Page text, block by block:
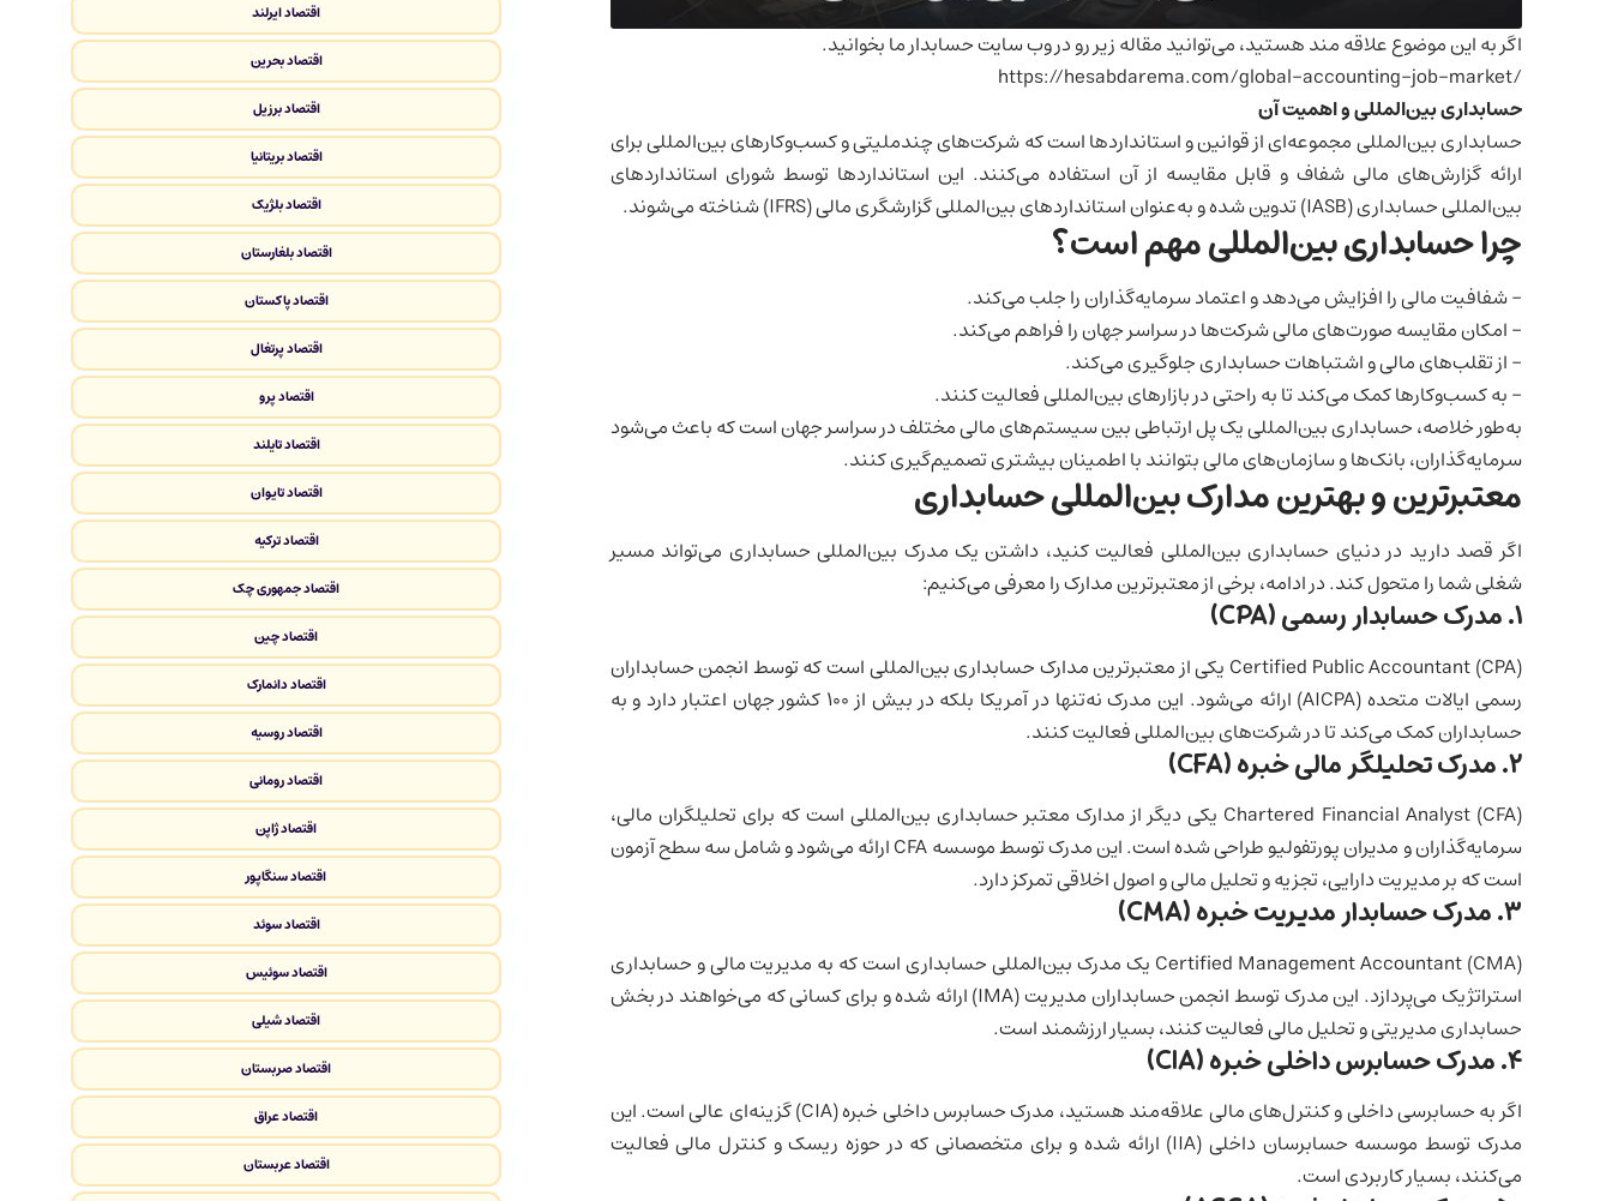
اگر به این موضوع علاقه مند هستید، می‌توانید مقاله زیر رو دروب سایت حسابدار مابخوانید.
/https://hesabdarema.com/global-accounting-job-market
حسابداری بین‌المللی و اهمیت آن
حسابداری بین‌المللی مجموعه‌ای از قوانین و استانداردها است که شرکت‌های چندملیتی و کسب‌وکارهای بین‌المللی برای
ارائه گزارش‌های مالی شفاف و قابل مقایسه از آن استفاده می‌کنند. این استانداردها توسط شورای استانداردهای
بین‌المللی حسابداری (IASB) تدوین شده و به‌عنوان استانداردهای بین‌المللی گزارشگری مالی (IFRS) شناخته می‌شوند.
چرا حسابداری بین‌المللی مهم است؟
– شفافیت مالی را افزایش می‌دهد و اعتماد سرمایه‌گذاران را جلب می‌کند.
– امکان مقایسه صورت‌های مالی شرکت‌ها در سراسر جهان را فراهم می‌کند.
– از تقلب‌های مالی و اشتباهات حسابداری جلوگیری می‌کند.
– به کسب‌وکارها کمک می‌کند تا به راحتی در بازارهای بین‌المللی فعالیت کنند.
به‌طور خلاصه، حسابداری بین‌المللی یک پل ارتباطی بین سیستم‌های مالی مختلف در سراسر جهان است که باعث می‌شود
سرمایه‌گذاران، بانک‌ها و سازمان‌های مالی بتوانند با اطمینان بیشتری تصمیم‌گیری کنند.
معتبرترین و بهترین مدارک بین‌المللی حسابداری
اگر قصد دارید در دنیای حسابداری بین‌المللی فعالیت کنید، داشتن یک مدرک بین‌المللی حسابداری می‌تواند مسیر
شغلی شما را متحول کند. در ادامه، برخی از معتبرترین مدارک را معرفی می‌کنیم:
۱. مدرک حسابدار رسمی (CPA
)
Certified Public Accountant (CPA) یکی از معتبرترین مدارک حسابداری بین‌المللی است که توسط انجمن حسابداران
رسمی ایالات متحده (AICPA) ارائه می‌شود. این مدرک نه‌تنها در آمریکا بلکه در بیش از ۱۰۰ کشور جهان اعتبار دارد و به
حسابداران کمک می‌کند تا در شرکت‌های بین‌المللی فعالیت کنند.
۲. مدرک تحلیلگر مالی خبره (CFA
)
Chartered Financial Analyst (CFA) یکی دیگر از مدارک معتبر حسابداری بین‌المللی است که برای تحلیلگران مالی،
سرمایه‌گذاران و مدیران پورتفولیو طراحی شده است. این مدرک توسط موسسه CFA ارائه می‌شود و شامل سه سطح آزمون
است که بر مدیریت دارایی، تجزیه و تحلیل مالی و اصول اخلاقی تمرکز دارد.
۳. مدرک حسابدار مدیریت خبره (CMA
)
Certified Management Accountant (CMA) یک مدرک بین‌المللی حسابداری است که به مدیریت مالی و حسابداری
استراتژیک می‌پردازد. این مدرک توسط انجمن حسابداران مدیریت (IMA) ارائه شده و برای کسانی که می‌خواهند در بخش
حسابداری مدیریتی و تحلیل مالی فعالیت کنند، بسیار ارزشمند است.
۴. مدرک حسابرس داخلی خبره (CIA
)
اگر به حسابرسی داخلی و کنترل‌های مالی علاقه‌مند هستید، مدرک حسابرس داخلی خبره (CIA) گزینه‌ای عالی است. این
مدرک توسط موسسه حسابرسان داخلی (IIA) ارائه شده و برای متخصصانی که در حوزه ریسک و کنترل مالی فعالیت
می‌کنند، بسیار کاربردی است.
اقتصاد ایرلند
اقتصاد بحرین
اقتصاد برزیل
اقتصاد بریتانیا
اقتصاد بلژیک
اقتصاد بلغارستان
اقتصاد پاکستان
اقتصاد پرتغال
اقتصاد پرو
اقتصاد تایلند
اقتصاد تایوان
اقتصاد ترکیه
اقتصاد جمهوری چک
اقتصاد چین
اقتصاد دانمارک
اقتصاد روسیه
اقتصاد رومانی
اقتصاد ژاپن
اقتصاد سنگاپور
اقتصاد سوئد
اقتصاد سوئیس
اقتصاد شیلی
اقتصاد صربستان
اقتصاد عراق
اقتصاد عربستان